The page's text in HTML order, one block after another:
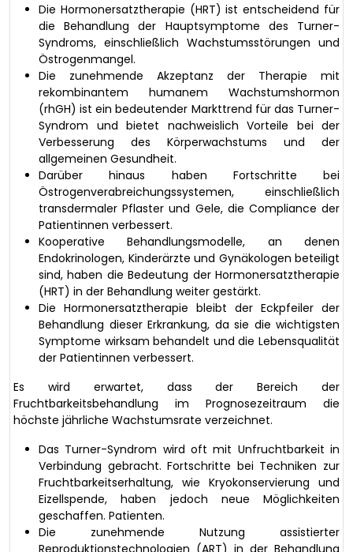
Die Hormonersatztherapie (HRT) ist entscheidend für
die Behandlung der Hauptsymptome des Turner-
Syndroms, einschließlich Wachstumsstörungen und
Östrogenmangel.
Die zunehmende Akzeptanz der Therapie mit
rekombinantem humanem Wachstumshormon
(rhGH) ist ein bedeutender Markttrend für das Turner-
Syndrom und bietet nachweislich Vorteile bei der
Verbesserung des Körperwachstums und der
allgemeinen Gesundheit.
Darüber hinaus haben Fortschritte bei
Östrogenverabreichungssystemen, einschließlich
transdermaler Pflaster und Gele, die Compliance der
Patientinnen verbessert.
Kooperative Behandlungsmodelle, an denen
Endokrinologen, Kinderärzte und Gynäkologen beteiligt
sind, haben die Bedeutung der Hormonersatztherapie
(HRT) in der Behandlung weiter gestärkt.
Die Hormonersatztherapie bleibt der Eckpfeiler der
Behandlung dieser Erkrankung, da sie die wichtigsten
Symptome wirksam behandelt und die Lebensqualität
der Patientinnen verbessert.
Es wird erwartet, dass der Bereich der
Fruchtbarkeitsbehandlung im Prognosezeitraum die
höchste jährliche Wachstumsrate verzeichnet.
Das Turner-Syndrom wird oft mit Unfruchtbarkeit in
Verbindung gebracht. Fortschritte bei Techniken zur
Fruchtbarkeitserhaltung, wie Kryokonservierung und
Eizellspende, haben jedoch neue Möglichkeiten
geschaffen. Patienten.
Die zunehmende Nutzung assistierter
Reproduktionstechnologien (ART) in der Behandlung